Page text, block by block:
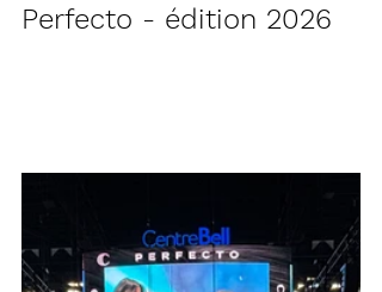
Perfecto - édition 2026